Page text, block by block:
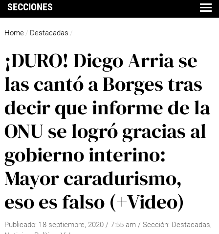
SECCIONES
Home / Destacadas /
¡DURO! Diego Arria se
las cantó a Borges tras
decir que informe de la
ONU se logró gracias al
gobierno interino:
Mayor caradurismo,
eso es falso (+Video)
Publicado: 18 septiembre, 2020/ 7:55 am / Sección: Destacadas,